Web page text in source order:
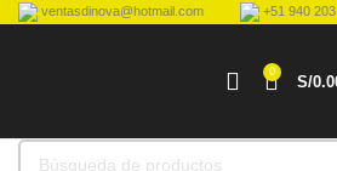
ventasdinova@hotmail.com +51 940
0
S/